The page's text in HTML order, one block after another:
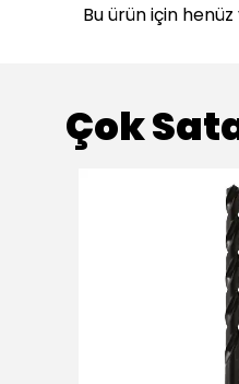
Bu ürün için
Çok